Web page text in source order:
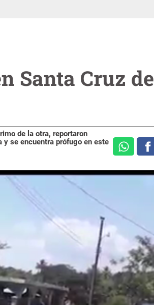
Santa Cruz de
de la otra, reportaron
y se encuentra prófugo en este